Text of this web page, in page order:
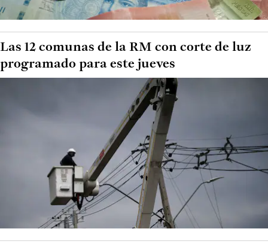
Las 12 comunas de la RM con corte de luz
programado para este jueves